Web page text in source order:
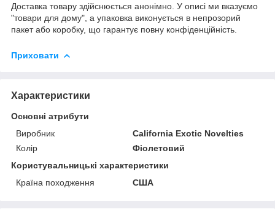
Доставка товару здійснюється анонімно. У описі ми вказуємо
"товари для дому", а упаковка виконується в непрозорий
пакет або коробку, що гарантує повну конфіденційність.
Приховати
Характеристики
Основні атрибути
Виробник
California Exotic Novelties
Колір
Фіолетовий
Користувальницькі характеристики
Країна походження
США